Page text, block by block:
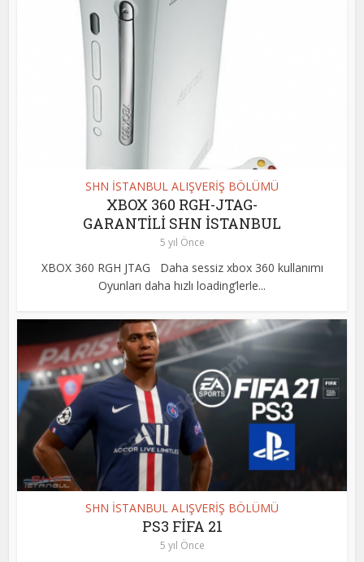
SHN İSTANBUL ALIŞVERİŞ BÖLÜMÜ
XBOX 360 RGH-JTAG-
GARANTİLİ SHN İSTANBUL
5 yıl Önce
XBOX 360 RGH JTAG Daha sessiz xbox 360 kullanımı
Oyunları daha hızlı loading’lerle...
SHN İSTANBUL ALIŞVERİŞ BÖLÜMÜ
PS3 FİFA 21
5 yıl Önce